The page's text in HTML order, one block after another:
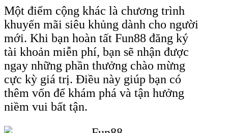
Một điểm cộng khác là chương trình
khuyến mãi siêu khủng dành cho người
mới. Khi bạn hoàn tất Fun88 đăng ký
tài khoản miễn phí, bạn sẽ nhận được
ngay những phần thưởng chào mừng
cực kỳ giá trị. Điều này giúp bạn có
thêm vốn để khám phá và tận hưởng
niềm vui bất tận.